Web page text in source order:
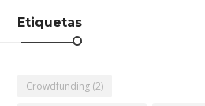
Etiquetas
Crowdfunding (2)